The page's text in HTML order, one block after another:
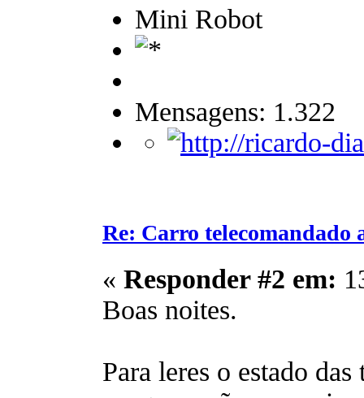
Mini Robot
Mensagens: 1.322
Re: Carro telecomandado
« Responder #2 em:
Boas noites.
Para leres o estado